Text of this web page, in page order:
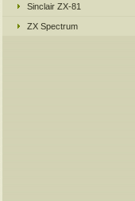
Sinclair ZX-81
ZX Spectrum